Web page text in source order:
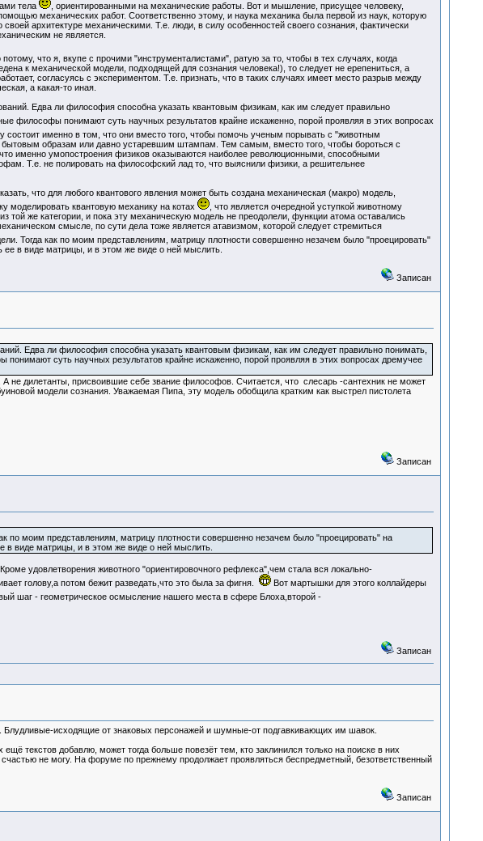
тела
, ориентированными на механические работы. Вот и мышление, присущее человеку,
механических работ. Соответственно этому, и наука механика была первой из наук, которую
архитектуре механическими. Т.е. люди, в силу особенностей своего сознания, фактически
не является.
что я, вкупе с прочими "инструменталистами", ратую за то, чтобы в тех случаях, когда
к механической модели, подходящей для сознания человека!), то следует не ерепениться, а
согласуясь с экспериментом. Т.е. признать, что в таких случаях имеет место разрыв между
а какая-то иная.
Едва ли философия способна указать квантовым физикам, как им следует правильно
философы понимают суть научных результатов крайне искаженно, порой проявляя в этих вопросах
именно в том, что они вместо того, чтобы помочь ученым порывать с "животным
образам или давно устаревшим штампам. Тем самым, вместо того, чтобы бороться с
именно умопостроения физиков оказываются наиболее революционными, способными
Т.е. не полировать на философский лад то, что выяснили физики, а решительнее
что для любого квантового явления может быть создана механическая (макро) модель,
моделировать квантовую механику на котах
, что является очередной уступкой животному
же категории, и пока эту механическую модель не преодолели, функции атома оставались
смысле, по сути дела тоже является атавизмом, которой следует стремиться
Тогда как по моим представлениям, матрицу плотности совершенно незачем было "проецировать"
в виде матрицы, и в этом же виде о ней мыслить.
Записан
Едва ли философия способна указать квантовым физикам, как им следует правильно понимать,
суть научных результатов крайне искаженно, порой проявляя в этих вопросах дремучее
дилетанты, присвоившие себе звание философов. Считается, что слесарь -сантехник не может
модели сознания. Уважаемая Пипа, эту модель обобщила кратким как выстрел пистолета
Записан
по моим представлениям, матрицу плотности совершенно незачем было "проецировать" на
виде матрицы, и в этом же виде о ней мыслить.
удовлетворения животного "ориентировочного рефлекса",чем стала вся локально-
голову,а потом бежит разведать,что это была за фигня.
Вот мартышки для этого коллайдеры
шаг - геометрическое осмысление нашего места в сфере Блоха,второй -
Записан
исходящие от знаковых персонажей и шумные-от подгавкивающих им шавок.
текстов добавлю, может тогда больше повезёт тем, кто заклинился только на поиске в них
не могу. На форуме по прежнему продолжает проявляться беспредметный, безответственный
Записан